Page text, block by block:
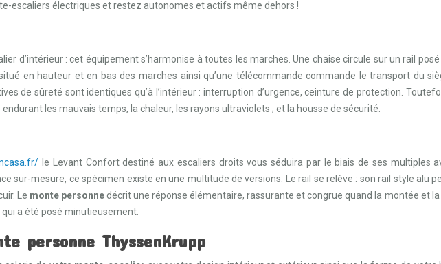
escaliers électriques et restez autonomes et actifs même dehors !
d’intérieur : cet équipement s’harmonise à toutes les marches. Une chaise circule sur un rail
en hauteur et en bas des marches ainsi qu’une télécommande commande le transport du
de sûreté sont identiques qu’à l’intérieur : interruption d’urgence, ceinture de protection.
les mauvais temps, la chaleur, les rayons ultraviolets ; et la housse de sécurité.
le Levant Confort destiné aux escaliers droits vous séduira par le biais de ses multiples
sur-mesure, ce spécimen existe en une multitude de versions. Le rail se relève : son rail style alu
Le monte personnedécrit une réponse élémentaire, rassurante et congrue quand la montée et
a été posé minutieusement.
personne ThyssenKrupp